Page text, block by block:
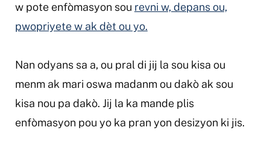
w pote enfòmasyon sou revni w, depans ou,
pwopriyete w ak dèt ou yo.
Nan odyans sa a, ou pral di jij la sou kisa ou
menm ak mari oswa madanm ou dakò ak sou
kisa nou pa dakò. Jij la ka mande plis
enfòmasyon pou yo ka pran yon desizyon ki jis.